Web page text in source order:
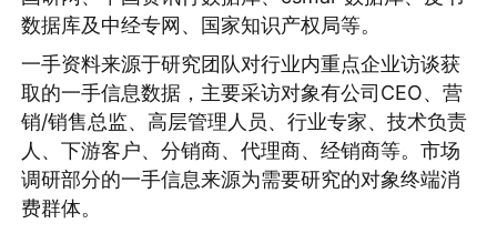
数据库及中经专网、国家知识产权局等。
一手资料来源于研究团队对行业内重点企业访谈获
取的一手信息数据，主要采访对象有公司CEO、营
销/销售总监、高层管理人员、行业专家、技术负责
人、下游客户、分销商、代理商、经销商等。市场
调研部分的一手信息来源为需要研究的对象终端消
费群体。